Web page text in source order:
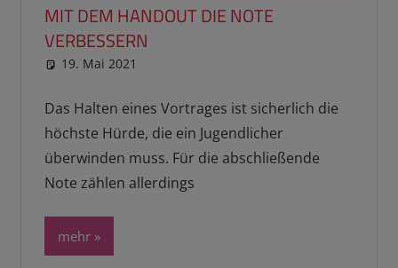
MIT DEM HANDOUT DIE NOTE
VERBESSERN
19. Mai 2021
Das Halten eines Vortrages ist sicherlich die
höchste Hürde, die ein Jugendlicher
überwinden muss. Für die abschließende
Note zählen allerdings
mehr